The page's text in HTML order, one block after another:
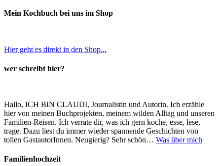
Mein Kochbuch bei uns im Shop
Hier geht es direkt in den Shop...
wer schreibt hier?
Hallo, ICH BIN CLAUDI, Journalistin und Autorin. Ich erzähle
hier von meinen Buchprojekten, meinem wilden Alltag und unseren
Familien-Reisen. Ich verrate dir, was ich gern koche, esse, lese,
trage. Dazu liest du immer wieder spannende Geschichten von
tollen GastautorInnen. Neugierig? Sehr schön… Was über mich
Familienhochzeit